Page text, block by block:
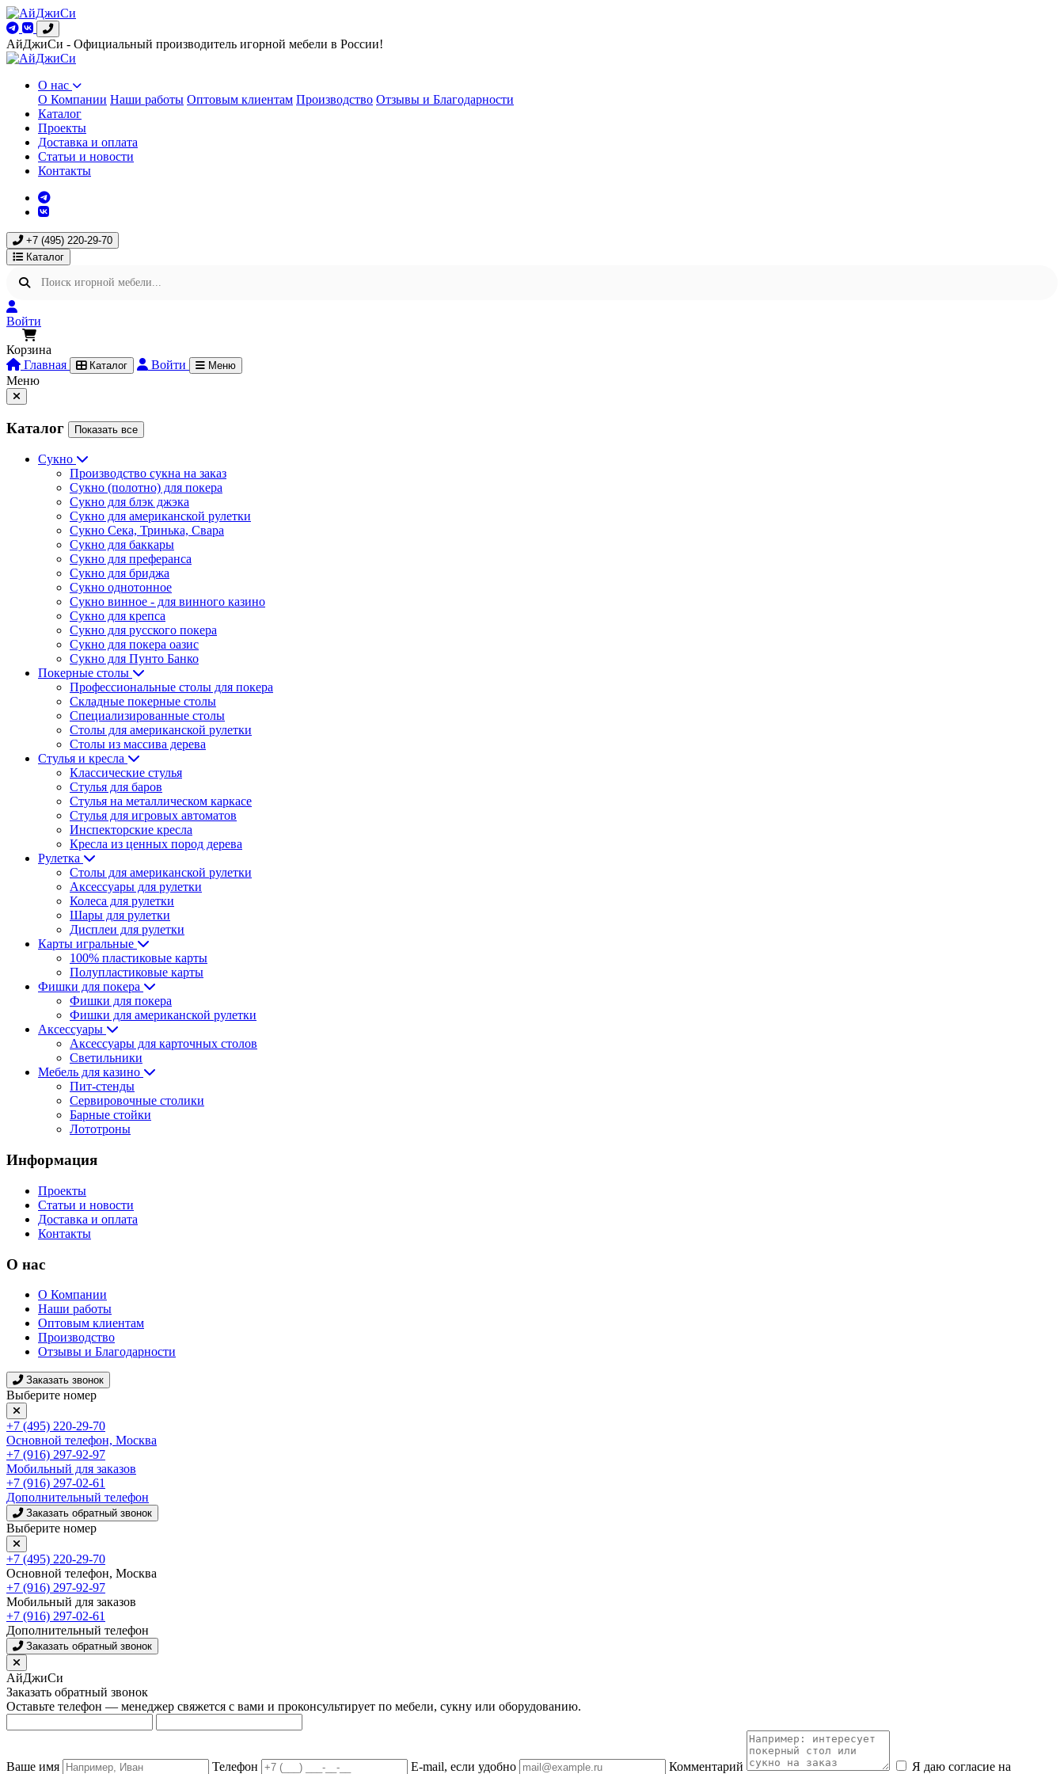
АйДжиСи - Официальный производитель игорной мебели в России!
О нас
О Компании Наши работы Оптовым клиентам Производство Отзывы и Благодарности
Каталог
Проекты
Доставка и оплата
Статьи и новости
Контакты
+7 (495) 220-29-70
Каталог
Войти
Корзина
Главная
Каталог Войти Меню
Меню
Каталог Показать все
Сукно
Производство сукна на заказ
Сукно (полотно) для покера
Сукно для блэк джэка
Сукно для американской рулетки
Сукно Сека, Тринька, Свара
Сукно для баккары
Сукно для преферанса
Сукно для бриджа
Сукно однотонное
Сукно винное - для винного казино
Сукно для крепса
Сукно для русского покера
Сукно для покера оазис
Сукно для Пунто Банко
Покерные столы
Профессиональные столы для покера
Складные покерные столы
Специализированные столы
Столы для американской рулетки
Столы из массива дерева
Стулья и кресла
Классические стулья
Стулья для баров
Стулья на металлическом каркасе
Стулья для игровых автоматов
Инспекторские кресла
Кресла из ценных пород дерева
Рулетка
Столы для американской рулетки
Аксессуары для рулетки
Колеса для рулетки
Шары для рулетки
Дисплеи для рулетки
Карты игральные
100% пластиковые карты
Полупластиковые карты
Фишки для покера
Фишки для покера
Фишки для американской рулетки
Аксессуары
Аксессуары для карточных столов
Светильники
Мебель для казино
Пит-стенды
Сервировочные столики
Барные стойки
Лототроны
Информация
Проекты
Статьи и новости
Доставка и оплата
Контакты
О нас
О Компании
Наши работы
Оптовым клиентам
Производство
Отзывы и Благодарности
Заказать звонок
Выберите номер
+7 (495) 220-29-70
Основной телефон, Москва
+7 (916) 297-92-97
Мобильный для заказов
+7 (916) 297-02-61
Дополнительный телефон
Заказать обратный звонок
Выберите номер
+7 (495) 220-29-70
Основной телефон, Москва
+7 (916) 297-92-97
Мобильный для заказов
+7 (916) 297-02-61
Дополнительный телефон
Заказать обратный звонок
АйДжиСи
Заказать обратный звонок
Оставьте телефон — менеджер свяжется с вами и проконсультирует по мебели, сукну или оборудованию.
Ваше имя Телефон E-mail, если удобно Комментарий
Я даю согласие на